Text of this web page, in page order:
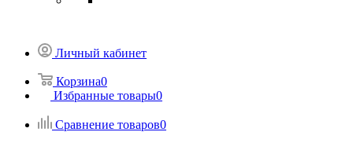
Личный кабинет
Корзина0
Избранные товары0
Сравнение товаров0